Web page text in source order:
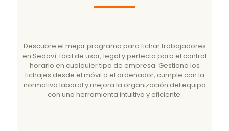
Descubre el mejor programa para fichar trabajadores
en Sedaví: fácil de usar, legal y perfecta para el control
horario en cualquier tipo de empresa. Gestiona los
fichajes desde el móvil o el ordenador, cumple con la
normativa laboral y mejora la organización del equipo
con una herramienta intuitiva y eficiente.